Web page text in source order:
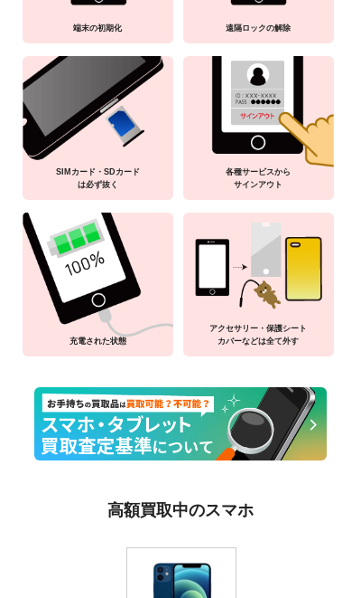
端末の初期化 遠隔ロックの解除
SIMカード・SDカード
は必ず抜く
各種サービスから
サインアウト
充電された状態
アクセサリー・保護シート
カバーなどは全て外す
高額買取中のスマホ